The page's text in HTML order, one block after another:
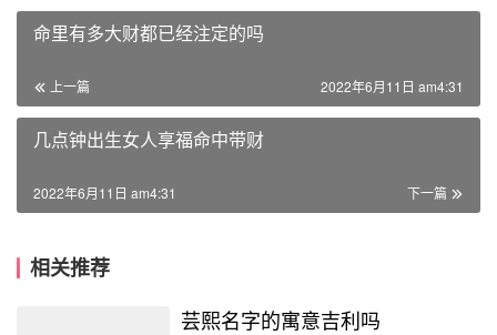
命里有多大财都已经注定的吗
上一篇 2022年6月11日 am4:31
几点钟出生女人享福命中带财
下一篇
2022年6月11日 am4:31
相关推荐
芸熙名字的寓意吉利吗